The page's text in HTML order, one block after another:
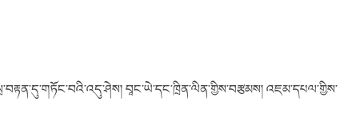
བཱང་ཡེ་དང་ཁྲིན་ལིན་གྱིས་བརྩམས། འཇམ་དཔལ་གྱིས་